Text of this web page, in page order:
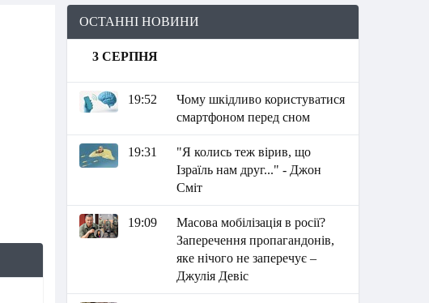
ОСТАННІ НОВИНИ
3 СЕРПНЯ
19:52
Чому шкідливо користуватися
смартфоном перед сном
19:31
"Я колись теж вірив, що
Ізраїль нам друг..." - Джон
Сміт
19:09
Масова мобілізація в росії?
Заперечення пропагандонів,
яке нічого не заперечує –
Джулія Девіс